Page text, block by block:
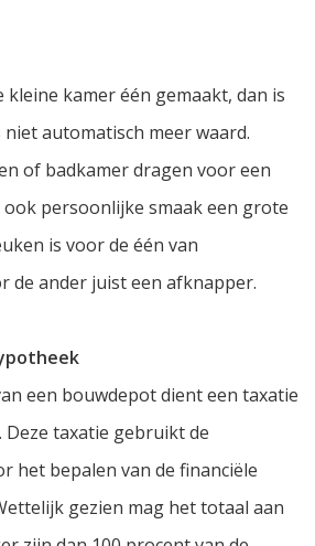
kleine kamer één gemaakt, dan is
automatisch meer waard.
of badkamer dragen voor een
ook persoonlijke smaak een grote
is voor de één van
de ander juist een afknapper.
een bouwdepot dient een taxatie
taxatie gebruikt de
het bepalen van de financiële
gezien mag het totaal aan